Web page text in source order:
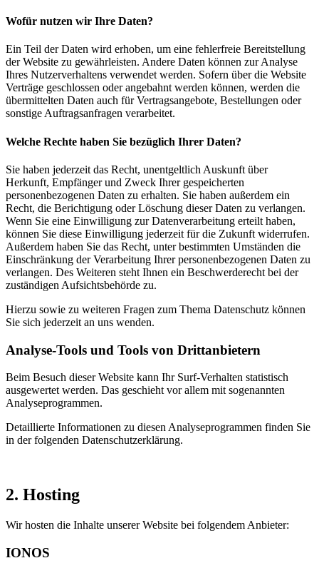
Wofür nutzen wir Ihre Daten?
Ein Teil der Daten wird erhoben, um eine fehlerfreie Bereitstellung
der Website zu gewährleisten. Andere Daten können zur Analyse
Ihres Nutzerverhaltens verwendet werden. Sofern über die Website
Verträge geschlossen oder angebahnt werden können, werden die
übermittelten Daten auch für Vertragsangebote, Bestellungen oder
sonstige Auftragsanfragen verarbeitet.
Welche Rechte haben Sie bezüglich Ihrer Daten?
Sie haben jederzeit das Recht, unentgeltlich Auskunft über
Herkunft, Empfänger und Zweck Ihrer gespeicherten
personenbezogenen Daten zu erhalten. Sie haben außerdem ein
Recht, die Berichtigung oder Löschung dieser Daten zu verlangen.
Wenn Sie eine Einwilligung zur Datenverarbeitung erteilt haben,
können Sie diese Einwilligung jederzeit für die Zukunft widerrufen.
Außerdem haben Sie das Recht, unter bestimmten Umständen die
Einschränkung der Verarbeitung Ihrer personenbezogenen Daten zu
verlangen. Des Weiteren steht Ihnen ein Beschwerderecht bei der
zuständigen Aufsichtsbehörde zu.
Hierzu sowie zu weiteren Fragen zum Thema Datenschutz können
Sie sich jederzeit an uns wenden.
Analyse-Tools und Tools von Dritt­anbietern
Beim Besuch dieser Website kann Ihr Surf-Verhalten statistisch
ausgewertet werden. Das geschieht vor allem mit sogenannten
Analyseprogrammen.
Detaillierte Informationen zu diesen Analyseprogrammen finden Sie
in der folgenden Datenschutzerklärung.
2. Hosting
Wir hosten die Inhalte unserer Website bei folgendem Anbieter:
IONOS